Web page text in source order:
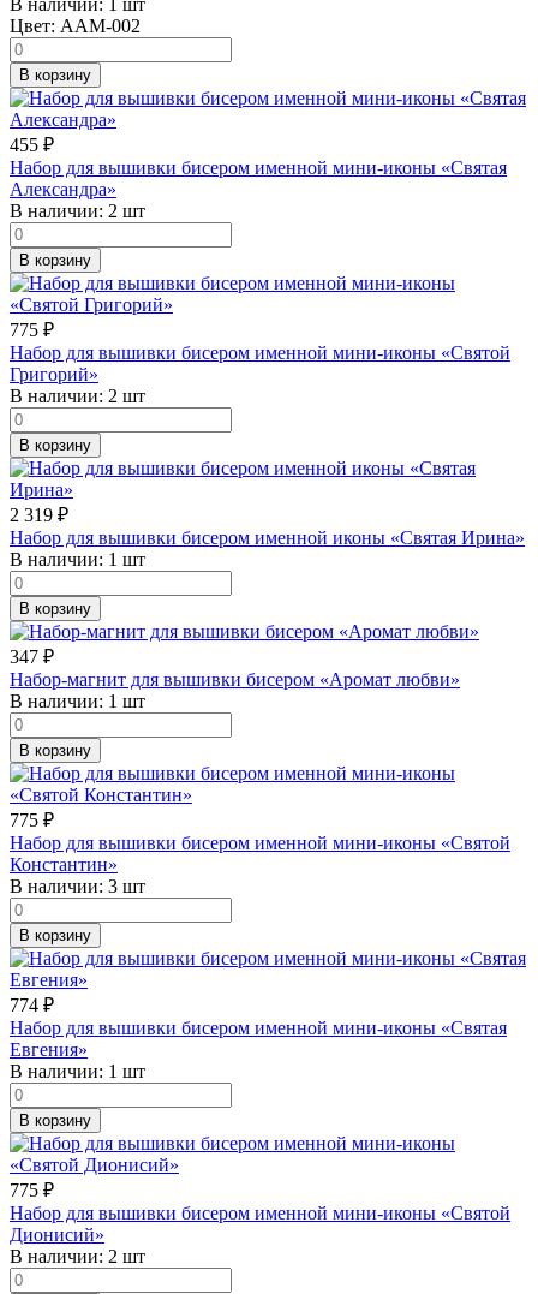
Цвет: AAM-002
В корзину
455 ₽
Набор для вышивки бисером именной мини-иконы «Святая
Александра»
В наличии: 2 шт
В корзину
775 ₽
Набор для вышивки бисером именной мини-иконы «Святой
Григорий»
В наличии: 2 шт
В корзину
2 319 ₽
Набор для вышивки бисером именной иконы «Святая Ирина»
В наличии: 1 шт
В корзину
347 ₽
Набор-магнит для вышивки бисером «Аромат любви»
В наличии: 1 шт
В корзину
775 ₽
Набор для вышивки бисером именной мини-иконы «Святой
Константин»
В наличии: 3 шт
В корзину
774 ₽
Набор для вышивки бисером именной мини-иконы «Святая
Евгения»
В наличии: 1 шт
В корзину
775 ₽
Набор для вышивки бисером именной мини-иконы «Святой
Дионисий»
В наличии: 2 шт